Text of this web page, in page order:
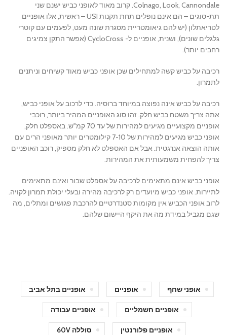
Colnago, Look, Cannondale. קרוב מאוד לאופני כביש ישנם שני
תת-סוגים – הם אינם נופלים תחת תקנות USI – ראשית, אלו אופניים
לטריאתלון (יש להם גיאומטריית מסגרת שונה מעט, לפעמים עם קוטרי
גלגלים שונים), ושנית, אופניים ל- CycloCross (אפשר התקן צמיגים
רחבים יותר).
רכיבה על כביש קשה למתחילים שכן אופני כביש מאוד קשיחים וניתנים
לתמרון.
רכיבה על כביש אינה נפוצה במיוחד ברוסיה. כדי לרכוב על אופני כביש,
אתה צריך משטח כביש חלק. זהו סוג האופניים המהיר ביותר, רוכבי
אופניים מקצועיים מגיעים למהירות של עד 70 קמ"ש. באספלט חלק,
אופני כביש מגיעים למהירות של 7-10 קילומטרים יותר מאופני הרים עם
אותה הוצאה אנרגטית. אבל אם האספלט לא חלק מספיק, רוכב האופניים
צריך להפחית משמעותית את המהירות.
אופני כביש אינם מתאימים לרכיבה על אספלט שבור ואינם מתאימים
לתיירות. אופני כביש מיועדים רק לרכיבה מהירה ובעלי יכולת תמרון לקויה.
לרוב אופני הכביש אין מקומות סטנדרטיים להרכבת פגושים ומתלים, מה
שגם מגביל במידת מה את היקף היישום שלהם.
אופני שחף אופניים אופניים בתל אביב
אופניים חשמליים אופניים עבודה
אופניים פלורנטין סוללה 60V